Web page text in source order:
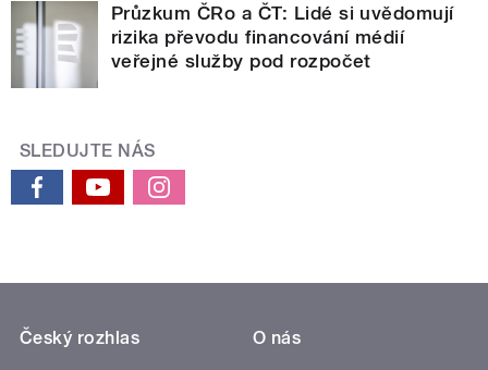
Průzkum ČRo a ČT: Lidé si uvědomují
rizika převodu financování médií
veřejné služby pod rozpočet
SLEDUJTE NÁS
Český rozhlas
O nás